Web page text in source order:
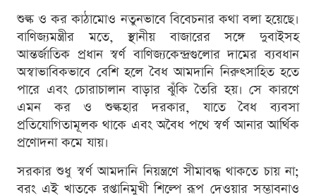
শুল্ক ও কর কাঠামোও নতুনভাবে বিবেচনার কথা বলা হয়েছে।
বাণিজ্যমন্ত্রীর মতে, স্থানীয় বাজারের সঙ্গে দুবাইসহ
আন্তর্জাতিক প্রধান স্বর্ণ বাণিজ্যকেন্দ্রগুলোর দামের ব্যবধান
অস্বাভাবিকভাবে বেশি হলে বৈধ আমদানি নিরুৎসাহিত হতে
পারে এবং চোরাচালান বাড়ার ঝুঁকি তৈরি হয়। সে কারণে
এমন কর ও শুল্কহার দরকার, যাতে বৈধ ব্যবসা
প্রতিযোগিতামূলক থাকে এবং অবৈধ পথে স্বর্ণ আনার আর্থিক
প্রণোদনা কমে যায়।
সরকার শুধু স্বর্ণ আমদানি নিয়ন্ত্রণে সীমাবদ্ধ থাকতে চায় না;
বরং এই খাতকে রপ্তানিমুখী শিল্পে রূপ দেওয়ার সম্ভাবনাও